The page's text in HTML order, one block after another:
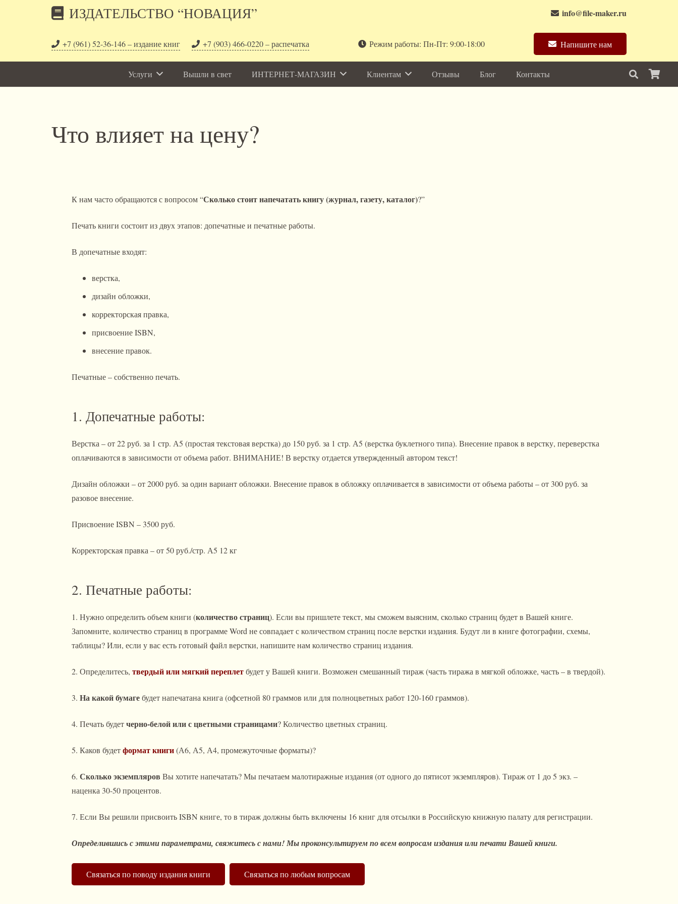
ИЗДАТЕЛЬСТВО “НОВАЦИЯ” info@file-maker.ru
+7 (961) 52-36-146 – издание книг +7 (903) 466-0220 – распечатка Режим работы: Пн-Пт: 9:00-18:00 Напишите нам
Услуги Вышли в свет ИНТЕРНЕТ-МАГАЗИН Клиентам Отзывы Блог Контакты
Что влияет на цену?
К нам часто обращаются с вопросом “Сколько стоит напечатать книгу (журнал, газету, каталог)?”
Печать книги состоит из двух этапов: допечатные и печатные работы.
В допечатные входят:
верстка,
дизайн обложки,
корректорская правка,
присвоение ISBN,
внесение правок.
Печатные – собственно печать.
1. Допечатные работы:
Верстка – от 22 руб. за 1 стр. А5 (простая текстовая верстка) до 150 руб. за 1 стр. А5 (верстка буклетного типа). Внесение правок в верстку, переверстка
оплачиваются в зависимости от объема работ. ВНИМАНИЕ! В верстку отдается утвержденный автором текст!
Дизайн обложки – от 2000 руб. за один вариант обложки. Внесение правок в обложку оплачивается в зависимости от объема работы – от 300 руб. за
разовое внесение.
Присвоение ISBN – 3500 руб.
Корректорская правка – от 50 руб./стр. А5 12 кг
2. Печатные работы:
1. Нужно определить объем книги (количество страниц). Если вы пришлете текст, мы сможем выясним, сколько страниц будет в Вашей книге.
Запомните, количество страниц в программе Word не совпадает с количеством страниц после верстки издания. Будут ли в книге фотографии, схемы,
таблицы? Или, если у вас есть готовый файл верстки, напишите нам количество страниц издания.
2. Определитесь, твердый или мягкий переплетбудет у Вашей книги. Возможен смешанный тираж (часть тиража в мягкой обложке, часть – в твердой).
3. На какой бумагебудет напечатана книга (офсетной 80 граммов или для полноцветных работ 120-160 граммов).
4. Печать будетчерно-белой или с цветными страницами? Количество цветных страниц.
5. Каков будетформат книги(А6, А5, А4, промежуточные форматы)?
6. Сколько экземпляров Вы хотите напечатать? Мы печатаем малотиражные издания (от одного до пятисот экземпляров). Тираж от 1 до 5 экз. –
наценка 30-50 процентов.
7. Если Вы решили присвоить ISBN книге, то в тираж должны быть включены 16 книг для отсылки в Российскую книжную палату для регистрации.
Определившись с этими параметрами, свяжитесь с нами! Мы проконсультируем по всем вопросам издания или печати Вашей книги.
Связаться по поводу издания книги Связаться по любым вопросам